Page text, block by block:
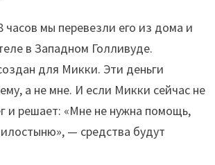
часов мы перевезли его из дома и
в Западном Голливуде.
для Микки. Эти деньги
а не мне. И если Микки сейчас не
и решает: «Мне не нужна помощь,
— средства будут